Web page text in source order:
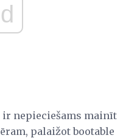
nepieciešams mainīt
palaižot bootable